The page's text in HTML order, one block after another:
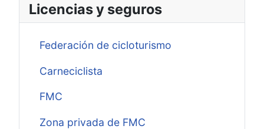
Licencias y seguros
Federación de cicloturismo
Carneciclista
FMC
Zona privada de FMC